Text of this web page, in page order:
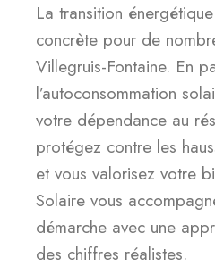
La transition
concrète pour de
Villegruis-Fontaine. En
l’autoconsommation
votre dépendance au
protégez contre les
et vous valorisez votre
Solaire vous
démarche avec une
des chiffres réalistes.